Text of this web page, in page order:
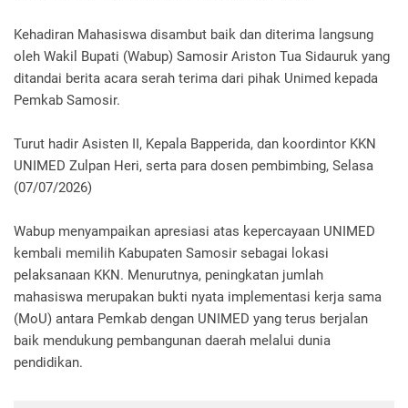
Kehadiran Mahasiswa disambut baik dan diterima langsung
oleh Wakil Bupati (Wabup) Samosir Ariston Tua Sidauruk yang
ditandai berita acara serah terima dari pihak Unimed kepada
Pemkab Samosir.
Turut hadir Asisten II, Kepala Bapperida, dan koordintor KKN
UNIMED Zulpan Heri, serta para dosen pembimbing, Selasa
(07/07/2026)
Wabup menyampaikan apresiasi atas kepercayaan UNIMED
kembali memilih Kabupaten Samosir sebagai lokasi
pelaksanaan KKN. Menurutnya, peningkatan jumlah
mahasiswa merupakan bukti nyata implementasi kerja sama
(MoU) antara Pemkab dengan UNIMED yang terus berjalan
baik mendukung pembangunan daerah melalui dunia
pendidikan.